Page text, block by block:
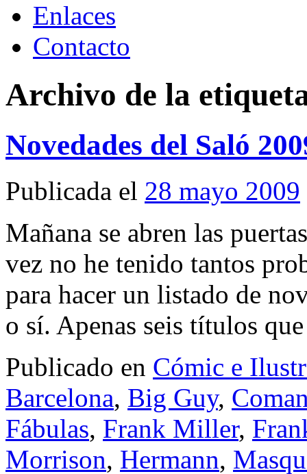
Enlaces
Contacto
Archivo de la
Novedades del Saló
Publicada el 28 mayo 2009
Mañana se abren las
vez no he tenido tantos
para hacer un listado de
o sí. Apenas seis títulos
Publicado en Cómic e
Barcelona, Big Guy,
Fábulas, Frank Miller,
Morrison, Hermann,